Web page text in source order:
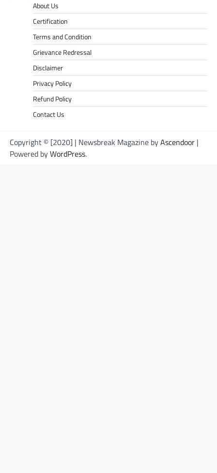
About Us
Certification
Terms and Condition
Grievance Redressal
Disclaimer
Privacy Policy
Refund Policy
Contact Us
Copyright © [2020] | Newsbreak Magazine byAscendoor |
Powered byWordPress.